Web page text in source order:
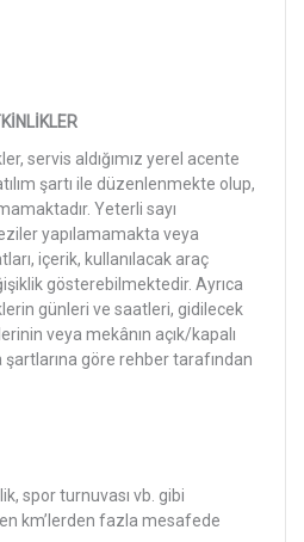
servis aldığımız yerel acente
şartı ile düzenlenmekte olup,
Yeterli sayı
yapılamamakta veya
içerik, kullanılacak araç
gösterebilmektedir. Ayrıca
günleri ve saatleri, gidilecek
veya mekânın açık/kapalı
göre rehber tarafından
spor turnuvası vb. gibi
km’lerden fazla mesafede